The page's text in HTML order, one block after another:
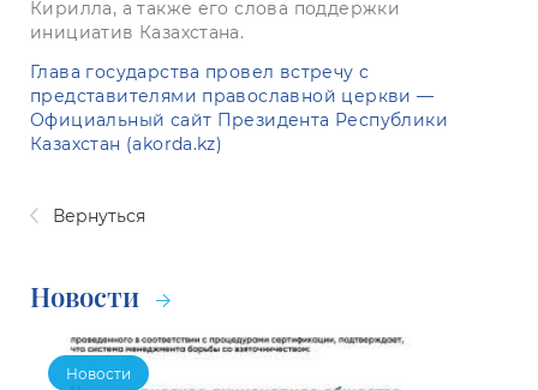
Кирилла, а также его слова поддержки
инициатив Казахстана.
Глава государства провел встречу с
представителями православной церкви —
Официальный сайт Президента Республики
Казахстан (akorda.kz)
Вернуться
Новости
Новости